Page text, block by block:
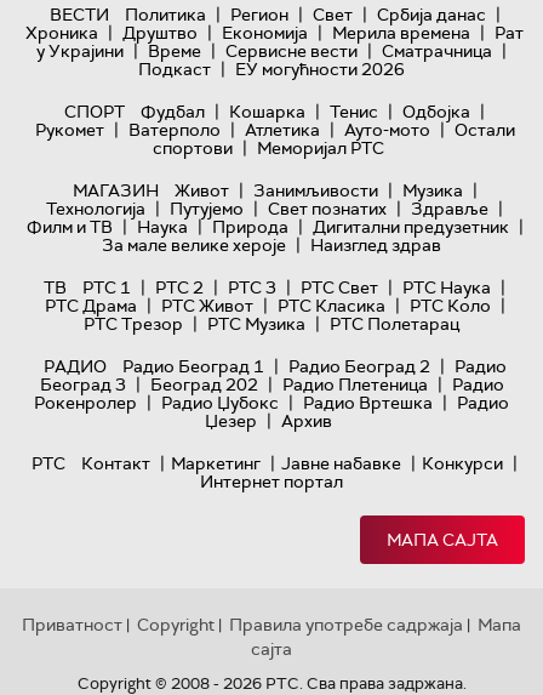
ВЕСТИ Политика | Регион | Свет | Србија данас |
Хроника | Друштво | Економија | Мерила времена | Рат
у Украјини | Време | Сервисне вести | Сматрачница |
Подкаст | ЕУ могућности 2026
СПОРТ
Фудбал | Кошарка | Тенис | Одбојка |
Рукомет | Ватерполо | Атлетика | Ауто-мото | Остали
спортови | Меморијал РТС
МАГАЗИН
Живот | Занимљивости | Музика |
Технологијa | Путујемо | Свет познатих | Здравље |
Филм и ТВ | Наука | Природа | Дигитални предузетник |
За мале велике хероје | Наизглед здрав
ТВ
РТС 1 | РТС 2 | РТС 3 | РТС Свет | РТС Наука |
РТС Драма | РТС Живот | РТС Класика | РТС Коло |
РТС Трезор | РТС Музика | РТС Полетарац
РАДИО
Радио Београд 1 | Радио Београд 2 | Радио
Београд 3 | Београд 202 | Радио Плетеница | Радио
Рокенролер | Радио Џубокс | Радио Вртешка | Радио
Џезер | Архив
РТС
Контакт | Маркетинг | Јавне набавке | Конкурси |
Интернет портал
МАПА САЈТА
Приватност | Copyright | Правила употребе садржаја | Мапа
сајта
Copyright © 2008 - 2026 РТС. Сва права задржана.